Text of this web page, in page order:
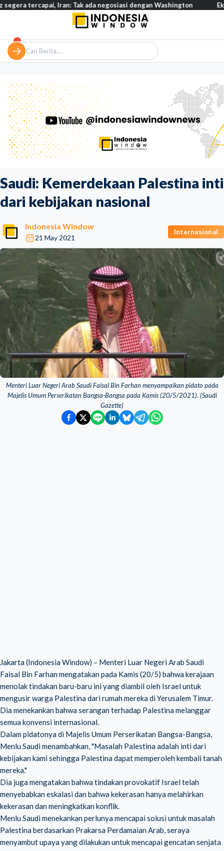
Saudi: Kemerdekaan Palestina inti
dari kebijakan nasional
Indonesia Window
21 May 2021
Internasional
Menteri Luar Negeri Arab Saudi Faisal Bin Farhan menyampaikan pidato pada
Majelis Umum Perserikatan Bangsa-Bangsa pada Kamis (20/5/2021). (Saudi
Gazette)
Jakarta (Indonesia Window) – Menteri Luar Negeri Arab Saudi
Faisal Bin Farhan mengatakan pada Kamis (20/5) bahwa kerajaan
menolak tindakan baru-baru ini yang diambil oleh Israel untuk
mengusir warga Palestina dari rumah mereka di Yerusalem Timur.
Dia menekankan bahwa serangan terhadap Palestina melanggar
semua konvensi internasional.
Dalam pidatonya di Majelis Umum Perserikatan Bangsa-Bangsa,
Menlu Saudi menambahkan, "Masalah Palestina adalah inti dari
kebijakan kami sehingga Palestina dapat memperoleh kembali tanah
mereka."
Dia juga mengatakan bahwa tindakan provokatif Israel telah
menyebabkan eskalasi dan bahwa kekerasan hanya melahirkan
kekerasan dan meningkatkan konflik.
Menlu Saudi menekankan perlunya mencapai solusi untuk masalah
Palestina berdasarkan Prakarsa Perdamaian Arab, seraya
menyambut upaya yang dilakukan untuk mencapai gencatan senjata
Iran: Tak ada negosiasi dengan Washington Eksodus